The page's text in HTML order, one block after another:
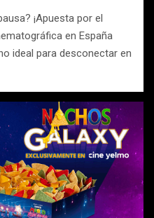
¡Apuesta por el
en España
ideal para desconectar en